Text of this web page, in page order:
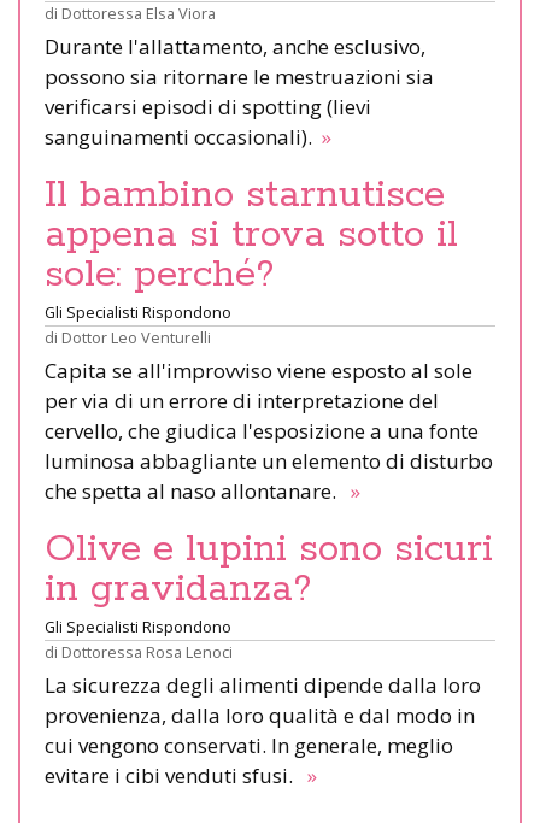
di Dottoressa Elsa Viora
Durante l'allattamento, anche esclusivo,
possono sia ritornare le mestruazioni sia
verificarsi episodi di spotting (lievi
sanguinamenti occasionali). »
Il bambino starnutisce
appena si trova sotto il
sole: perché?
Gli Specialisti Rispondono
di Dottor Leo Venturelli
Capita se all'improvviso viene esposto al sole
per via di un errore di interpretazione del
cervello, che giudica l'esposizione a una fonte
luminosa abbagliante un elemento di disturbo
che spetta al naso allontanare. »
Olive e lupini sono sicuri
in gravidanza?
Gli Specialisti Rispondono
di Dottoressa Rosa Lenoci
La sicurezza degli alimenti dipende dalla loro
provenienza, dalla loro qualità e dal modo in
cui vengono conservati. In generale, meglio
evitare i cibi venduti sfusi. »